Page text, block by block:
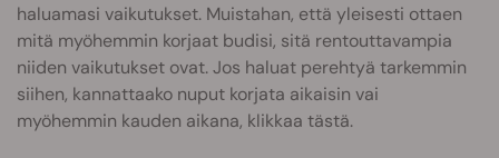
haluamasi vaikutukset. Muistahan, että yleisesti ottaen
mitä myöhemmin korjaat budisi, sitä rentouttavampia
niiden vaikutukset ovat. Jos haluat perehtyä tarkemmin
siihen, kannattaako nuput korjata aikaisin vai
myöhemmin kauden aikana, klikkaa tästä.